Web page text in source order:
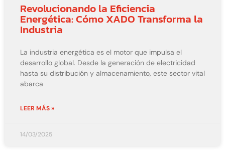
Revolucionando la Eficiencia
Energética: Cómo XADO Transforma la
Industria
La industria energética es el motor que impulsa el
desarrollo global. Desde la generación de electricidad
hasta su distribución y almacenamiento, este sector vital
abarca
LEER MÁS »
14/03/2025